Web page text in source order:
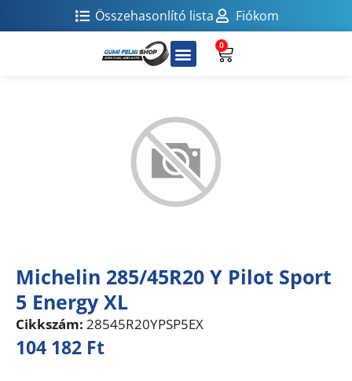
Összehasonlító lista Fiókom
0
Michelin 285/45R20 Y Pilot Sport
5 Energy XL
Cikkszám: 28545R20YPSP5EX
104 182 Ft